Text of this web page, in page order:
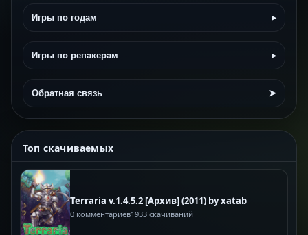
Игры по годам ▸
Игры по репакерам ▸
Обратная связь ➤
Топ скачиваемых
Terraria v.1.4.5.2 [Архив] (2011) by xatab
0 комментариев1933 скачиваний